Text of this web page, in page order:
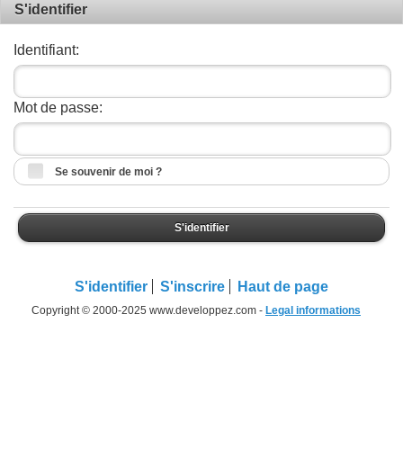
S'identifier
Identifiant:
Mot de passe:
Se souvenir de moi ?
S'identifier
S'identifier S'inscrire Haut de page
Copyright © 2000-2025 www.developpez.com - Legal informations